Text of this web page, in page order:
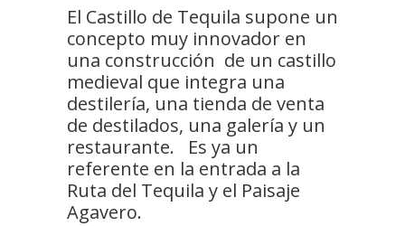
El Castillo de Tequila supone un
concepto muy innovador en
una construcción de un castillo
medieval que integra una
destilería, una tienda de venta
de destilados, una galería y un
restaurante. Es ya un
referente en la entrada a la
Ruta del Tequila y el Paisaje
Agavero.